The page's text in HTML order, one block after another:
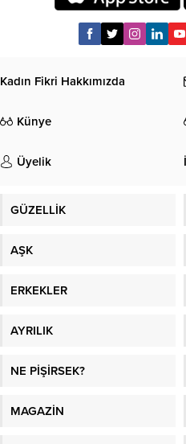
Kadın Fikri Hakkımızda
Künye
GÜZELLİK
AŞK
ERKEKLER
AYRILIK
NE PİŞİRSEK?